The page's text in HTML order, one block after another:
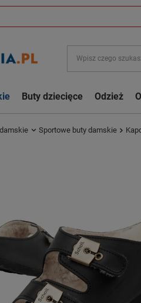
Buty dziecięce Odzież
Sportowe buty damskie